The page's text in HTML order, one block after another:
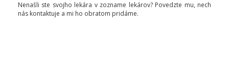
Nenašli ste svojho lekára v zozname lekárov? Povedzte mu, nech
nás kontaktuje a mi ho obratom pridáme.